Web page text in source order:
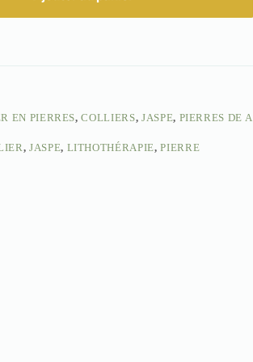
EN PIERRES,COLLIERS, JASPE, PIERRES DE A
, JASPE, LITHOTHÉRAPIE,PIERRE